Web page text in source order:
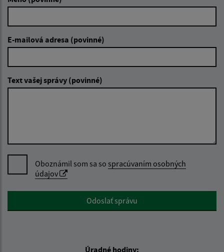
E-mailová adresa (povinné)
Text vašej správy (povinné)
Oboznámil som sa so spracúvaním osobných
údajov
Google reCaptcha ResponseOdoslať správu
Úradné hodiny: